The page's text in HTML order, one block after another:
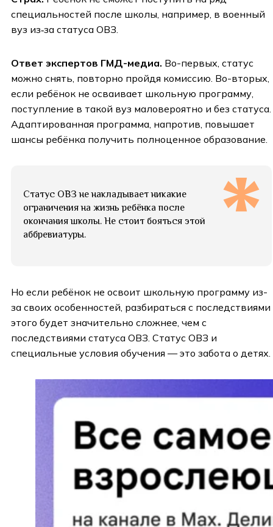
специальностей после школы, например, в военный
вуз из‑за статуса ОВЗ.
Ответ экспертов ГМД-медиа. Во-первых, статус
можно снять, повторно пройдя комиссию. Во-вторых,
если ребёнок не осваивает школьную программу,
поступление в такой вуз маловероятно и без статуса.
Адаптированная программа, напротив, повышает
шансы ребёнка получить полноценное образование.
Статус ОВЗ не накладывает никакие
ограничения на жизнь ребёнка после
окончания школы. Не стоит бояться этой
аббревиатуры.
Но если ребёнок не освоит школьную программу из-
за своих особенностей, разбираться с последствиями
этого будет значительно сложнее, чем с
последствиями статуса ОВЗ. Статус ОВЗ и
специальные условия обучения — это забота о детях.